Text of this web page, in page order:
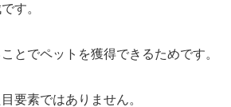
す。
とでペットを獲得できるためです。
要素ではありません。